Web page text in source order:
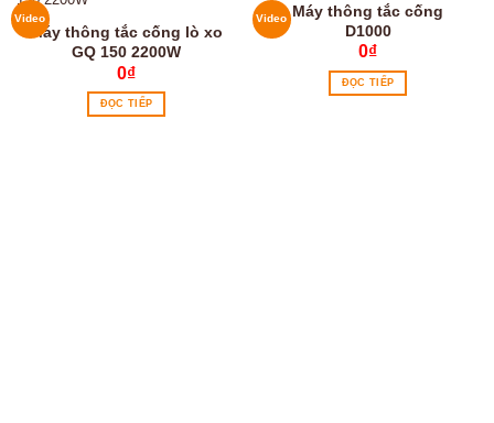
Video
Máy thông tắc cống lò xo
GQ 150 2200W
0₫
ĐỌC TIẾP
Video Máy thông tắc cống
D1000
0₫
ĐỌC TIẾP